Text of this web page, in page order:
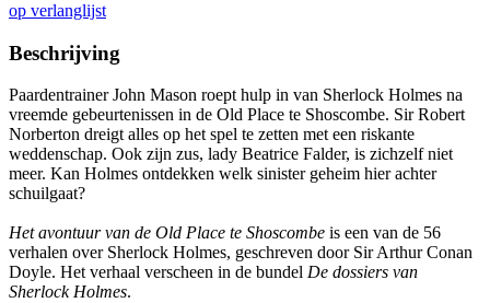
op verlanglijst
Beschrijving
Paardentrainer John Mason roept hulp in van Sherlock Holmes na
vreemde gebeurtenissen in de Old Place te Shoscombe. Sir Robert
Norberton dreigt alles op het spel te zetten met een riskante
weddenschap. Ook zijn zus, lady Beatrice Falder, is zichzelf niet
meer. Kan Holmes ontdekken welk sinister geheim hier achter
schuilgaat?
Het avontuur van de Old Place te Shoscombe is een van de 56
verhalen over Sherlock Holmes, geschreven door Sir Arthur Conan
Doyle. Het verhaal verscheen in de bundel De dossiers van
Sherlock Holmes.